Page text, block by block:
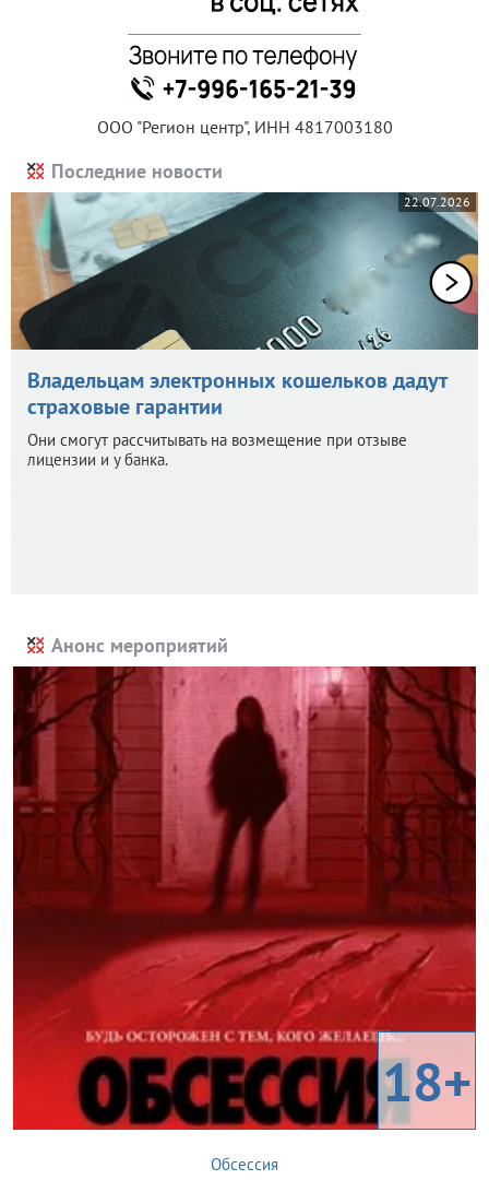
ООО "Регион центр", ИНН 4817003180
Последние новости
22.07.2026
Владельцам электронных кошельков дадут
страховые гарантии
Они смогут рассчитывать на возмещение при отзыве
лицензии и у банка.
Анонс мероприятий
18+
Обсессия